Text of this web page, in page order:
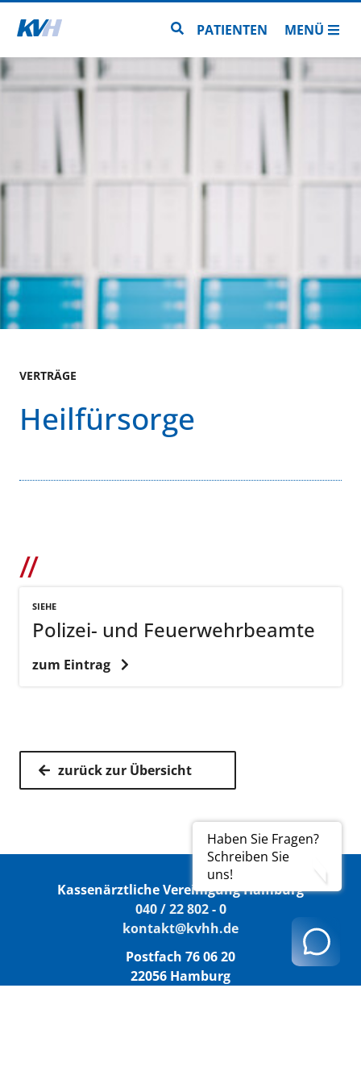
Zur Startseite Zur Seitensuche
PATIENTEN MENÜ
Haben Sie Fragen?
Schreiben Sie
uns!
VERTRÄGE
Heilfürsorge
SIEHE
Polizei- und Feuerwehrbeamte
zum Eintrag
zurück zur Übersicht
Kassenärztliche Vereinigung Hamburg
040 / 22 802 - 0
kontakt@kvhh.de
Postfach 76 06 20
22056 Hamburg